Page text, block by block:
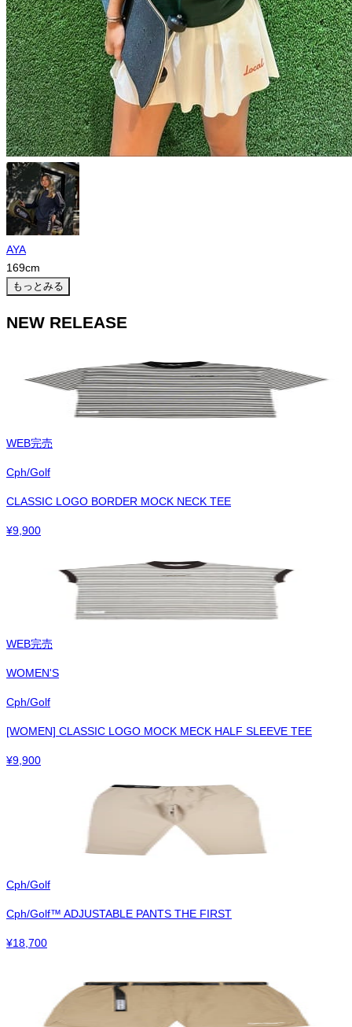
AYA
169cm
もっとみる
NEW RELEASE
WEB完売
Cph/Golf
CLASSIC LOGO BORDER MOCK NECK TEE
¥9,900
WEB完売
WOMEN'S
Cph/Golf
[WOMEN] CLASSIC LOGO MOCK MECK HALF SLEEVE TEE
¥9,900
Cph/Golf
Cph/Golf™︎ ADJUSTABLE PANTS THE FIRST
¥18,700